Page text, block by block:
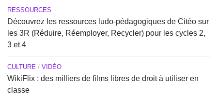
RESSOURCES
Découvrez les ressources ludo-pédagogiques de Citéo sur
les 3R (Réduire, Réemployer, Recycler) pour les cycles 2,
3 et 4
CULTURE / VIDÉO
WikiFlix : des milliers de films libres de droit à utiliser en
classe